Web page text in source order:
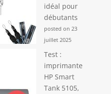
idéal pour
débutants
posted on 23
juillet 2025
Test :
imprimante
HP Smart
Tank 5105,